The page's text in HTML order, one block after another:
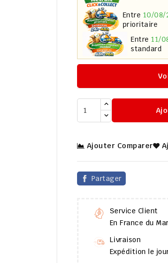
entre 10/08/
prioritaire
entre 11/
standard
Ajouter Comparer
Partager
Service Client
En France du
Livraison
Expédition le